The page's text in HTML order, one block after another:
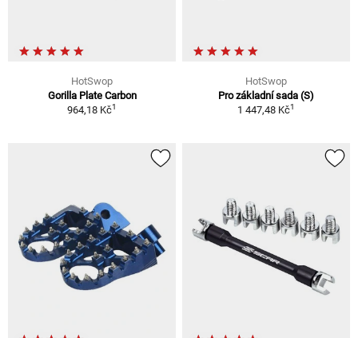
HotSwop
Gorilla Plate Carbon
964,18 Kč1
HotSwop
Pro základní sada (S)
1 447,48 Kč1